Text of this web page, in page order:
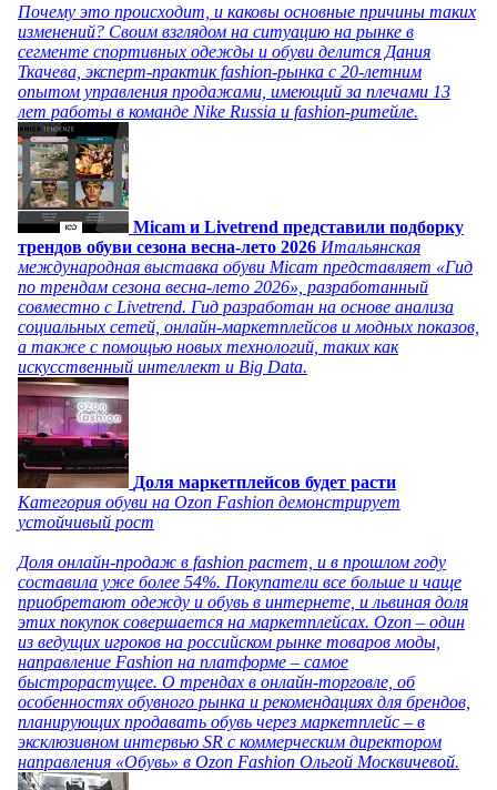
Почему это происходит, и каковы основные причины таких
изменений? Своим взглядом на ситуацию на рынке в
сегменте спортивных одежды и обуви делится Дания
Ткачева, эксперт-практик fashion-рынка с 20-летним
опытом управления продажами, имеющий за плечами 13
лет работы в команде Nike Russia и fashion-ритейле.
Micam и Livetrend представили подборку
трендов обуви сезона весна-лето 2026 Итальянская
международная выставка обуви Micam представляет «Гид
по трендам сезона весна-лето 2026», разработанный
совместно с Livetrend. Гид разработан на основе анализа
социальных сетей, онлайн-маркетплейсов и модных показов,
а также с помощью новых технологий, таких как
искусственный интеллект и Big Data.
Доля маркетплейсов будет расти
Категория обуви на Ozon Fashion демонстрирует
устойчивый рост
Доля онлайн-продаж в fashion растет, и в прошлом году
составила уже более 54%. Покупатели все больше и чаще
приобретают одежду и обувь в интернете, и львиная доля
этих покупок совершается на маркетплейсах. Ozon – один
из ведущих игроков на российском рынке товаров моды,
направление Fashion на платформе – самое
быстрорастущее. О трендах в онлайн-торговле, об
особенностях обувного рынка и рекомендациях для брендов,
планирующих продавать обувь через маркетплейс – в
эксклюзивном интервью SR с коммерческим директором
направления «Обувь» в Ozon Fashion Ольгой Москвичевой.